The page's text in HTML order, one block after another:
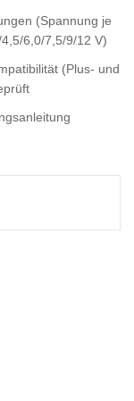
(Spannung je
6,0/7,5/9/12 V)
(Plus- und